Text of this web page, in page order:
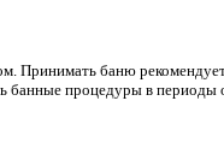
Принимать баню
банные процедуры в периоды